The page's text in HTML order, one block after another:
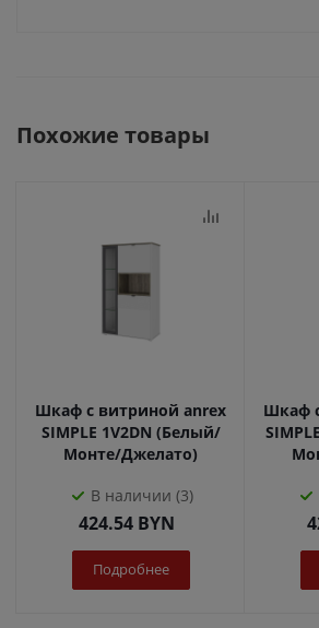
Похожие товары
Шкаф с витриной anrex
SIMPLE 1V2DN (Белый/
Монте/Джелато)
В наличии (3)
424.54 BYN
Подробнее
Шкаф